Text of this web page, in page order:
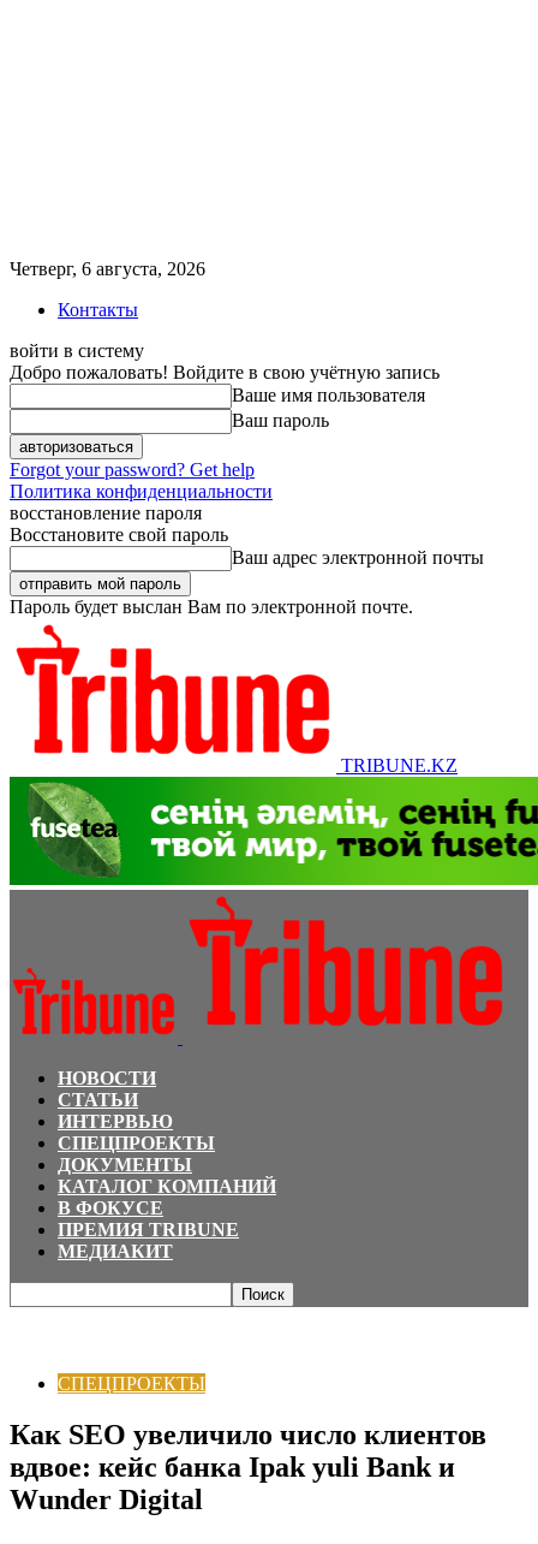
Четверг, 6 августа, 2026
Контакты
войти в систему
Добро пожаловать! Войдите в свою учётную запись
Ваше имя пользователя
Ваш пароль
Forgot your password? Get help
Политика конфиденциальности
восстановление пароля
Восстановите свой пароль
Ваш адрес электронной почты
Пароль будет выслан Вам по электронной почте.
TRIBUNE.KZ
НОВОСТИ
СТАТЬИ
ИНТЕРВЬЮ
СПЕЦПРОЕКТЫ
ДОКУМЕНТЫ
КАТАЛОГ КОМПАНИЙ
В ФОКУСЕ
ПРЕМИЯ TRIBUNE
МЕДИАКИТ
СПЕЦПРОЕКТЫ
Как SEO увеличило число клиентов
вдвое: кейс банка Ipak yuli Bank и
Wunder Digital